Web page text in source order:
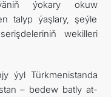
ýokary okuw
talyp ýaşlary, şeýle
wekilleri
ýyl Türkmenistanda
– bedew batly at-